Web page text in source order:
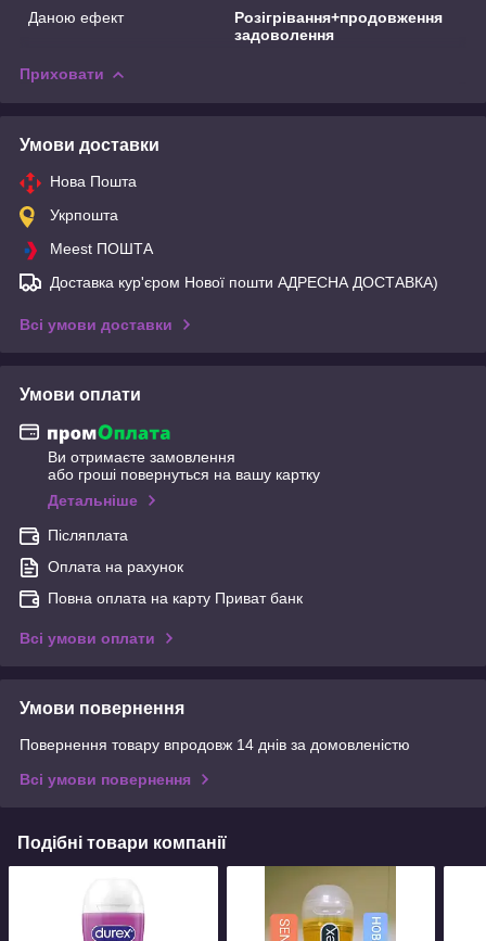
Даною ефект
Розігрівання+продовження
задоволення
Приховати
Умови доставки
Нова Пошта
Укрпошта
Meest ПОШТА
Доставка кур'єром Нової пошти АДРЕСНА ДОСТАВКА)
Всі умови доставки
Умови оплати
Ви отримаєте замовлення
або гроші повернуться на вашу картку
Детальніше
Післяплата
Оплата на рахунок
Повна оплата на карту Приват банк
Всі умови оплати
Умови повернення
Повернення товару впродовж 14 днів за домовленістю
Всі умови повернення
Подібні товари компанії